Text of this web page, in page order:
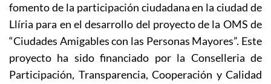
fomento de la participación ciudadana en la ciudad de
Llíria para en el desarrollo del proyecto de la OMS de
“Ciudades Amigables con las Personas Mayores”. Este
proyecto ha sido financiado por la Conselleria de
Participación, Transparencia, Cooperación y Calidad